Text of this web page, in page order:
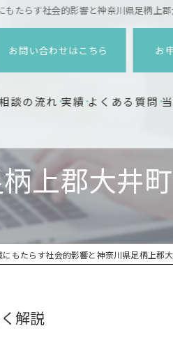
もたらす社会的影響と神奈川県足柄上
お問い合わせはこちら お
談の流れ 実績 よくある質問
上郡大井
にもたらす社会的影響と神奈川県足柄上郡
解説